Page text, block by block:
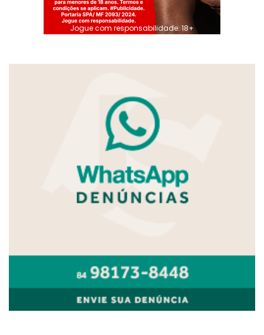
Jogue com responsabilidade. 18+